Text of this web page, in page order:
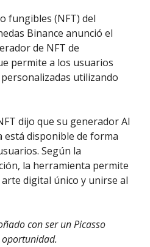
fungibles (NFT) del
Binance anunció el
de NFT de
permite a los usuarios
utilizando
dijo que su generador AI
está disponible de forma
Según la
la herramienta permite
digital único y unirse al
con ser un Picasso